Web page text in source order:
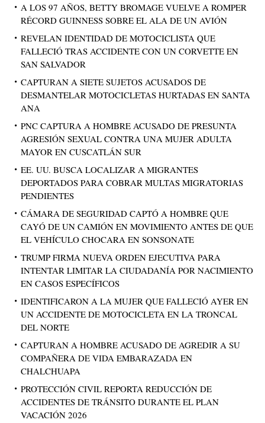
A LOS 97 AÑOS, BETTY BROMAGE VUELVE A ROMPER
RÉCORD GUINNESS SOBRE EL ALA DE UN AVIÓN
REVELAN IDENTIDAD DE MOTOCICLISTA QUE
FALLECIÓ TRAS ACCIDENTE CON UN CORVETTE EN
SAN SALVADOR
CAPTURAN A SIETE SUJETOS ACUSADOS DE
DESMANTELAR MOTOCICLETAS HURTADAS EN SANTA
ANA
PNC CAPTURA A HOMBRE ACUSADO DE PRESUNTA
AGRESIÓN SEXUAL CONTRA UNA MUJER ADULTA
MAYOR EN CUSCATLÁN SUR
EE. UU. BUSCA LOCALIZAR A MIGRANTES
DEPORTADOS PARA COBRAR MULTAS MIGRATORIAS
PENDIENTES
CÁMARA DE SEGURIDAD CAPTÓ A HOMBRE QUE
CAYÓ DE UN CAMIÓN EN MOVIMIENTO ANTES DE QUE
EL VEHÍCULO CHOCARA EN SONSONATE
TRUMP FIRMA NUEVA ORDEN EJECUTIVA PARA
INTENTAR LIMITAR LA CIUDADANÍA POR NACIMIENTO
EN CASOS ESPECÍFICOS
IDENTIFICARON A LA MUJER QUE FALLECIÓ AYER EN
UN ACCIDENTE DE MOTOCICLETA EN LA TRONCAL
DEL NORTE
CAPTURAN A HOMBRE ACUSADO DE AGREDIR A SU
COMPAÑERA DE VIDA EMBARAZADA EN
CHALCHUAPA
PROTECCIÓN CIVIL REPORTA REDUCCIÓN DE
ACCIDENTES DE TRÁNSITO DURANTE EL PLAN
VACACIÓN 2026